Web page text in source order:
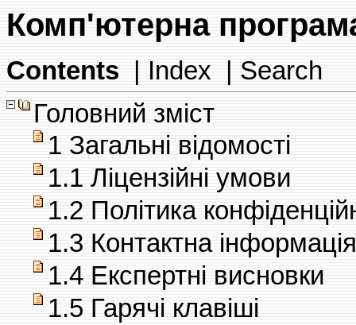
Комп'ютерна
Contents Index
Search
Головний зміст
1 Загальні відомості
1.1 Ліцензійні умови
1.2 Політика
1.3 Контактна інформація
1.4 Експертні висновки
1.5 Гарячі клавіші